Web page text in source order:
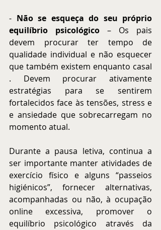
- Não se esqueça do seu próprio
equilíbrio psicológico – Os pais
devem procurar ter tempo de
qualidade individual e não esquecer
que também existem enquanto casal
. Devem procurar ativamente
estratégias para se sentirem
fortalecidos face às tensões, stress e
e ansiedade que sobrecarregam no
momento atual.
Durante a pausa letiva, continua a
ser importante manter atividades de
exercício físico e alguns “passeios
higiénicos”, fornecer alternativas,
acompanhadas ou não, à ocupação
online excessiva, promover o
equilíbrio psicológico através da